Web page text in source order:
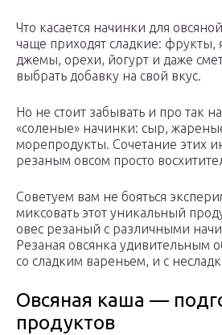
Что касается начинки для
чаще приходят сладкие: фрукты,
джемы, орехи, йогурт и даже
выбрать добавку на свой вкус.
Но не стоит забывать и про так
«соленые» начинки: сыр,
морепродукты. Сочетание этих
резаным овсом просто
Советуем вам не бояться
миксовать этот уникальный
овес резаный с различными
Резаная овсянка удивительным
со сладким вареньем, и с
Овсяная каша —
продуктов